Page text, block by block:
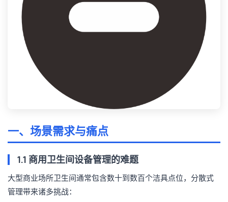
一、场景需求与痛点
1.1 商用卫生间设备管理的难题
大型商业场所卫生间通常包含数十到数百个洁具点位，分散式
管理带来诸多挑战：